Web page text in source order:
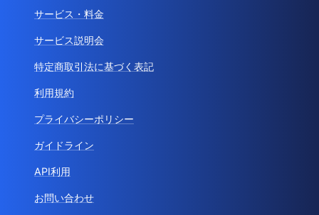
サービス・料金
サービス説明会
特定商取引法に基づく表記
利用規約
プライバシーポリシー
ガイドライン
API利用
お問い合わせ